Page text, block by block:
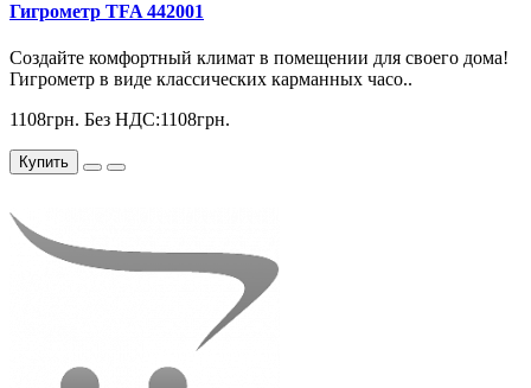
Гигрометр TFA 442001
Создайте комфортный климат в помещении для своего дома!
Гигрометр в виде классических карманных часо..
1108грн. Без НДС:1108грн.
Купить